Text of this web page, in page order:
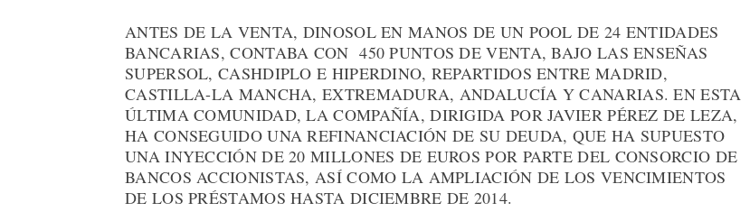
ANTES DE LA VENTA, DINOSOL EN MANOS DE UN POOL DE 24 ENTIDADES
BANCARIAS, CONTABA CON 450 PUNTOS DE VENTA, BAJO LAS ENSEÑAS
SUPERSOL, CASHDIPLO E HIPERDINO, REPARTIDOS ENTRE MADRID,
CASTILLA-LA MANCHA, EXTREMADURA, ANDALUCÍA Y CANARIAS. EN ESTA
ÚLTIMA COMUNIDAD, LA COMPAÑÍA, DIRIGIDA POR JAVIER PÉREZ DE LEZA,
HA CONSEGUIDO UNA REFINANCIACIÓN DE SU DEUDA, QUE HA SUPUESTO
UNA INYECCIÓN DE 20 MILLONES DE EUROS POR PARTE DEL CONSORCIO DE
BANCOS ACCIONISTAS, ASÍ COMO LA AMPLIACIÓN DE LOS VENCIMIENTOS
DE LOS PRÉSTAMOS HASTA DICIEMBRE DE 2014.